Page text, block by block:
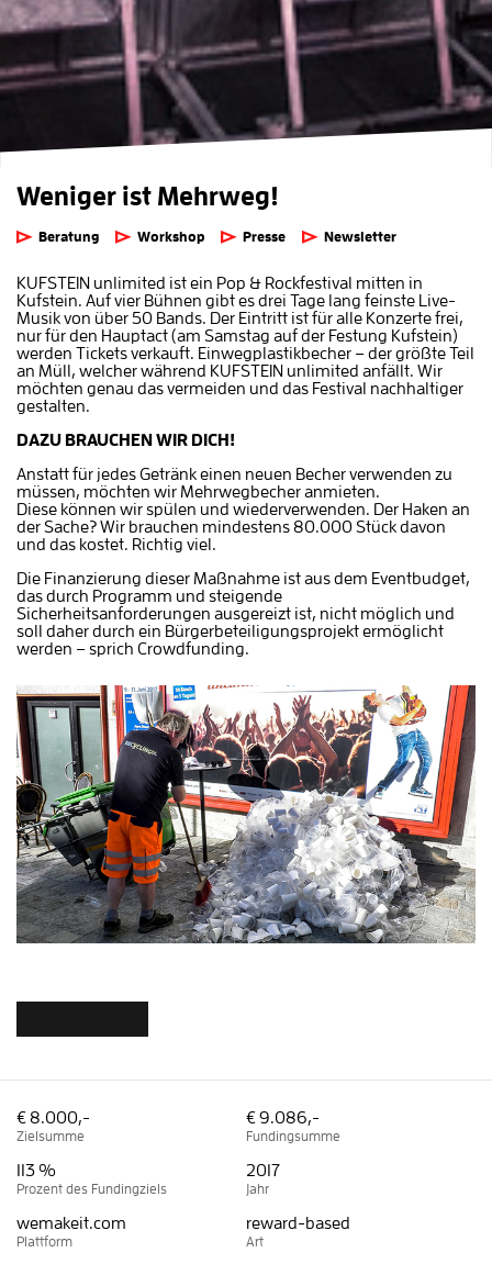
Weniger ist Mehrweg!
Beratung Workshop Presse Newsletter
KUFSTEIN unlimited ist ein Pop & Rockfestival mitten in
Kufstein. Auf vier Bühnen gibt es drei Tage lang feinste Live-
Musik von über 50 Bands. Der Eintritt ist für alle Konzerte frei,
nur für den Hauptact (am Samstag auf der Festung Kufstein)
werden Tickets verkauft. Einwegplastikbecher – der größte Teil
an Müll, welcher während KUFSTEIN unlimited anfällt. Wir
möchten genau das vermeiden und das Festival nachhaltiger
gestalten.
DAZU BRAUCHEN WIR DICH!
Anstatt für jedes Getränk einen neuen Becher verwenden zu
müssen, möchten wir Mehrwegbecher anmieten.
Diese können wir spülen und wiederverwenden. Der Haken an
der Sache? Wir brauchen mindestens 80.000 Stück davon
und das kostet. Richtig viel.
Die Finanzierung dieser Maßnahme ist aus dem Eventbudget,
das durch Programm und steigende
Sicherheitsanforderungen ausgereizt ist, nicht möglich und
soll daher durch ein Bürgerbeteiligungsprojekt ermöglicht
werden – sprich Crowdfunding.
€ 8.000,-
Zielsumme
€ 9.086,-
Fundingsumme
113 %
Prozent des Fundingziels
2017
Jahr
wemakeit.com
Plattform
reward-based
Art